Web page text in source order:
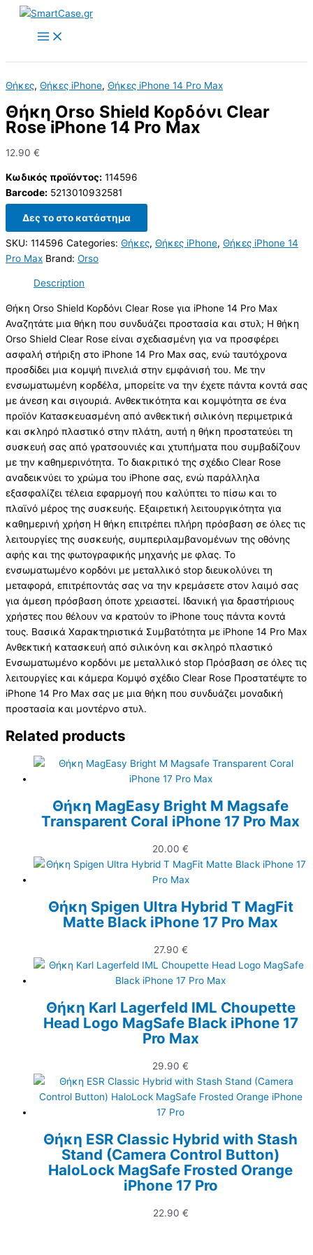
Skip
content
Θήκες, Θήκες iPhone, Θήκες iPhone 14 Pro Max
Θήκη Orso Shield Κορδόνι Clear
Rose iPhone 14 Pro Max
12.90 €
Κωδικός προϊόντος: 114596
Barcode: 5213010932581
Δες το στο κατάστημα
SKU: 114596 Categories: Θήκες, Θήκες iPhone, Θήκες iPhone 14
Pro Max Brand: Orso
Description
Θήκη Orso Shield Κορδόνι Clear Rose για iPhone 14 Pro Max
Αναζητάτε μια θήκη που συνδυάζει προστασία και στυλ; Η θήκη
Orso Shield Clear Rose είναι σχεδιασμένη για να προσφέρει
ασφαλή στήριξη στο iPhone 14 Pro Max σας, ενώ ταυτόχρονα
προσδίδει μια κομψή πινελιά στην εμφάνισή του. Με την
ενσωματωμένη κορδέλα, μπορείτε να την έχετε πάντα κοντά σας
με άνεση και σιγουριά. Ανθεκτικότητα και κομψότητα σε ένα
προϊόν Κατασκευασμένη από ανθεκτική σιλικόνη περιμετρικά
και σκληρό πλαστικό στην πλάτη, αυτή η θήκη προστατεύει τη
συσκευή σας από γρατσουνιές και χτυπήματα που συμβαδίζουν
με την καθημερινότητα. Το διακριτικό της σχέδιο Clear Rose
αναδεικνύει το χρώμα του iPhone σας, ενώ παράλληλα
εξασφαλίζει τέλεια εφαρμογή που καλύπτει το πίσω και το
πλαϊνό μέρος της συσκευής. Εξαιρετική λειτουργικότητα για
καθημερινή χρήση Η θήκη επιτρέπει πλήρη πρόσβαση σε όλες τις
λειτουργίες της συσκευής, συμπεριλαμβανομένων της οθόνης
αφής και της φωτογραφικής μηχανής με φλας. Το
ενσωματωμένο κορδόνι με μεταλλικό stop διευκολύνει τη
μεταφορά, επιτρέποντάς σας να την κρεμάσετε στον λαιμό σας
για άμεση πρόσβαση όποτε χρειαστεί. Ιδανική για δραστήριους
χρήστες που θέλουν να κρατούν το iPhone τους πάντα κοντά
τους. Βασικά Χαρακτηριστικά Συμβατότητα με iPhone 14 Pro Max
Ανθεκτική κατασκευή από σιλικόνη και σκληρό πλαστικό
Ενσωματωμένο κορδόνι με μεταλλικό stop Πρόσβαση σε όλες τις
λειτουργίες και κάμερα Κομψό σχέδιο Clear Rose Προστατέψτε το
iPhone 14 Pro Max σας με μια θήκη που συνδυάζει μοναδική
προστασία και μοντέρνο στυλ.
Related products
Θήκη MagEasy Bright M Magsafe
Transparent Coral iPhone 17 Pro Max
20.00 €
Θήκη Spigen Ultra Hybrid T MagFit
Matte Black iPhone 17 Pro Max
27.90 €
Θήκη Karl Lagerfeld IML Choupette
Head Logo MagSafe Black iPhone 17
Pro Max
29.90 €
Θήκη ESR Classic Hybrid with Stash
Stand (Camera Control Button)
HaloLock MagSafe Frosted Orange
iPhone 17 Pro
22.90 €